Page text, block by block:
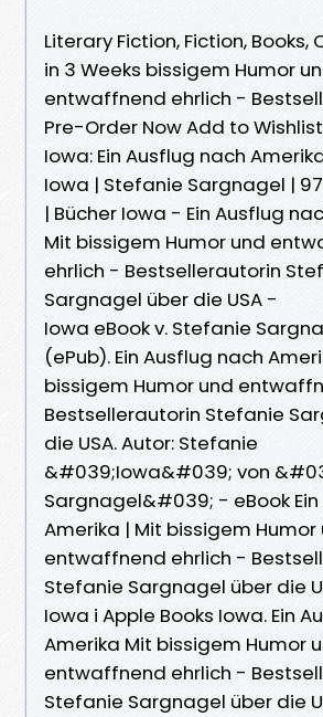
Literary Fiction, Fiction, Books,
in 3 Weeks bissigem Humor
entwaffnend ehrlich -
Pre-Order Now Add to Wishlist.
Iowa: Ein Ausflug nach
Iowa | Stefanie Sargnagel |
| Bücher Iowa - Ein Ausflug
Mit bissigem Humor und
ehrlich - Bestsellerautorin
Sargnagel über die USA -
Iowa eBook v. Stefanie
(ePub). Ein Ausflug nach
bissigem Humor und
Bestsellerautorin Stefanie
die USA. Autor: Stefanie
&#039;Iowa&#039; von
Sargnagel&#039; - eBook
Amerika | Mit bissigem Humor
entwaffnend ehrlich -
Stefanie Sargnagel über die
Iowa i Apple Books Iowa. Ein
Amerika Mit bissigem Humor
entwaffnend ehrlich -
Stefanie Sargnagel über die